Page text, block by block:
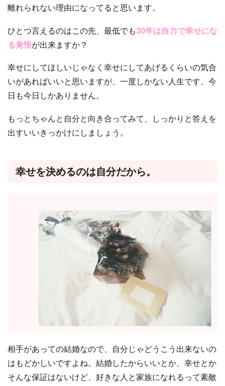
離れられない理由になってると思います。
ひとつ言えるのはこの先、最低でも30年は自力で幸せにな
る覚悟が出来ますか？
幸せにしてほしいじゃなく幸せにしてあげるくらいの気合
いがあればいいと思いますが、 一度しかない人生です、今
日も今日しかありません。
もっとちゃんと自分と向き合ってみて、
しっかりと答えを
出すいいきっかけにしましょう。
幸せを決めるのは自分だから。
相手があっての結婚なので、自分じゃどうこう出来ないの
はもどかしいですよね。 結婚したからいいとか、幸せとか
そんな保証はないけど、 好きな人と家族になれるって素敵